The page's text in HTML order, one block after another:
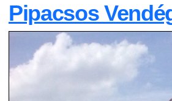
Pipacsos